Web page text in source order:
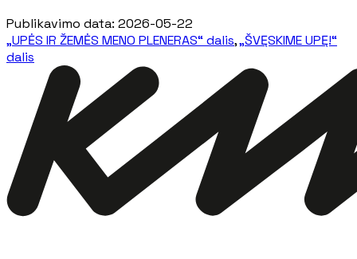
Publikavimo data: 2026-05-22
„UPĖS IR ŽEMĖS MENO PLENERAS“ dalis,„ŠVĘSKIME UPĘ!“
dalis